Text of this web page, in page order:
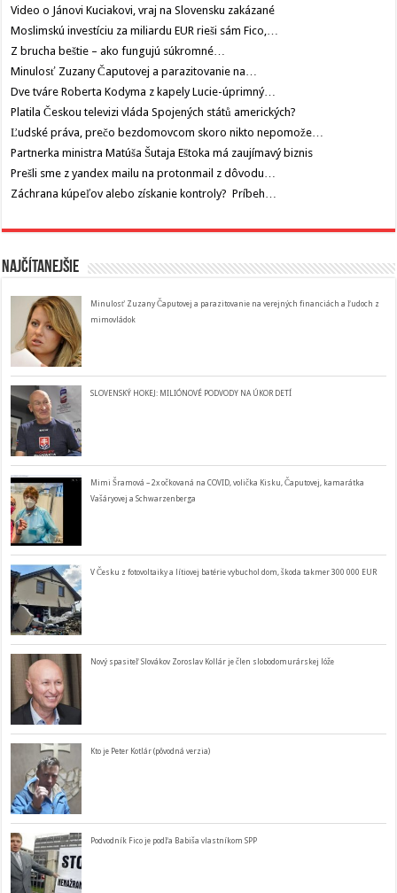
Video o Jánovi Kuciakovi, vraj na Slovensku zakázané
Moslimskú investíciu za miliardu EUR rieši sám Fico,…
Z brucha beštie – ako fungujú súkromné…
Minulosť Zuzany Čaputovej a parazitovanie na…
Dve tváre Roberta Kodyma z kapely Lucie-úprimný…
Platila Českou televizi vláda Spojených států amerických?
Ľudské práva, prečo bezdomovcom skoro nikto nepomože…
Partnerka ministra Matúša Šutaja Eštoka má zaujímavý biznis
Prešli sme z yandex mailu na protonmail z dôvodu…
Záchrana kúpeľov alebo získanie kontroly? Príbeh…
Najčítanejšie
Minulosť Zuzany Čaputovej a parazitovanie na verejných financiách a ľudoch z
mimovládok
SLOVENSKÝ HOKEJ: MILIÓNOVÉ PODVODY NA ÚKOR DETÍ
Mimi Šramová – 2x očkovaná na COVID, volička Kisku, Čaputovej, kamarátka
Vašáryovej a Schwarzenberga
V Česku z fotovoltaiky a lítiovej batérie vybuchol dom, škoda takmer 300 000 EUR
Nový spasiteľ Slovákov Zoroslav Kollár je člen slobodomurárskej lóže
Kto je Peter Kotlár (pôvodná verzia)
Podvodník Fico je podľa Babiša vlastníkom SPP